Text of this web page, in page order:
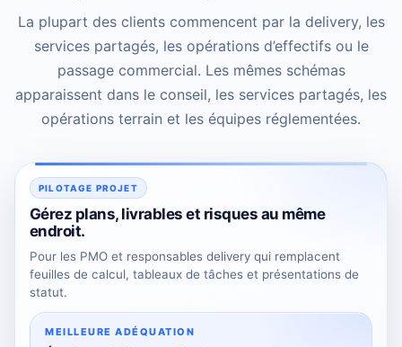
La plupart des clients commencent par la delivery, les
services partagés, les opérations d’effectifs ou le
passage commercial. Les mêmes schémas
apparaissent dans le conseil, les services partagés, les
opérations terrain et les équipes réglementées.
PILOTAGE PROJET
Gérez plans, livrables et risques au même
endroit.
Pour les PMO et responsables delivery qui remplacent
feuilles de calcul, tableaux de tâches et présentations de
statut.
MEILLEURE ADÉQUATION